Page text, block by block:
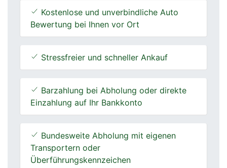
Kostenlose und unverbindliche Auto
Bewertung bei Ihnen vor Ort
Stressfreier und schneller Ankauf
Barzahlung bei Abholung oder direkte
Einzahlung auf Ihr Bankkonto
Bundesweite Abholung mit eigenen
Transportern oder
Überführungskennzeichen